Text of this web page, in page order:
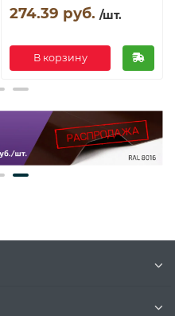
274.39 руб. /шт.
В корзину